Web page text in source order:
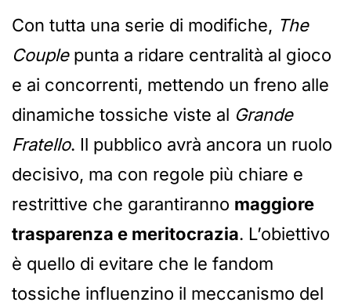
Con tutta una serie di modifiche, The
Couplepunta a ridare centralità al gioco
e ai concorrenti, mettendo un freno alle
dinamiche tossiche viste al Grande
Fratello. Il pubblico avrà ancora un ruolo
decisivo, ma con regole più chiare e
restrittive che garantiranno maggiore
trasparenza e meritocrazia. L’obiettivo
è quello di evitare che le fandom
tossiche influenzino il meccanismo del